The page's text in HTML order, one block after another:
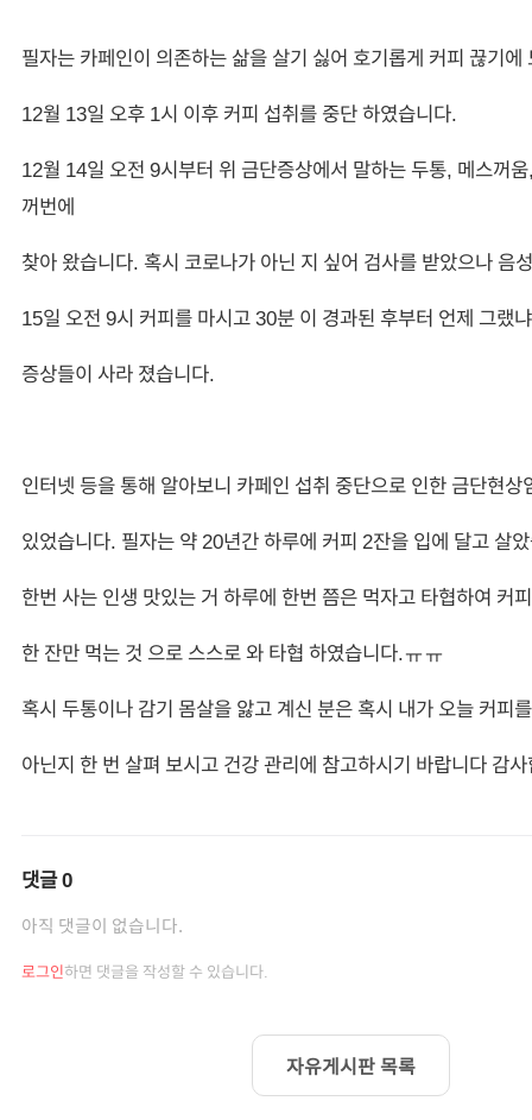
필자는 카페인이 의존하는 삶을 살기 싫어 호기롭게 커피 끊기
12월 13일 오후 1시 이후 커피 섭취를 중단 하였습니다.
12월 14일 오전 9시부터 위 금단증상에서 말하는 두통, 메스꺼
꺼번에
찾아 왔습니다. 혹시 코로나가 아닌 지 싶어 검사를 받았으나 음
15일 오전 9시 커피를 마시고 30분 이 경과된 후부터 언제 그랬
증상들이 사라 졌습니다.
인터넷 등을 통해 알아보니 카페인 섭취 중단으로 인한 금단현상
있었습니다. 필자는 약 20년간 하루에 커피 2잔을 입에 달고 살
한번 사는 인생 맛있는 거 하루에 한번 쯤은 먹자고 타협하여 커
한 잔만 먹는 것 으로 스스로 와 타협 하였습니다.ㅠㅠ
혹시 두통이나 감기 몸살을 앓고 계신 분은 혹시 내가 오늘 커피
아닌지 한 번 살펴 보시고 건강 관리에 참고하시기 바랍니다 감
댓글0
아직 댓글이 없습니다.
로그인하면 댓글을 작성할 수 있습니다.
자유게시판 목록